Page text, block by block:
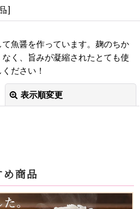
]
魚醤を作っています。麹のちか
く、旨みが凝縮されたとても使
ださい！
表示順変更
込む
め商品